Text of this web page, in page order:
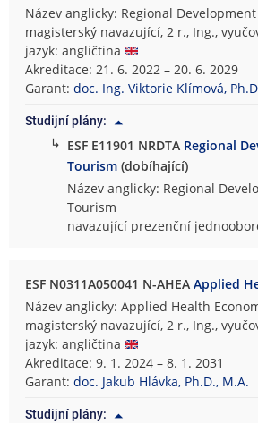
Název anglicky: Regional
magisterský navazující, 2 r., Ing.,
jazyk: angličtina
Akreditace: 21. 6. 2022 – 20. 6. 2029
Garant:doc. Ing. Viktorie Klímová,
Studijní plány:
↳ ESF E11901 NRDTA Regional
Tourism (dobíhající)
Název anglicky: Regional
Tourism
navazující prezenční
ESF N0311A050041 N-AHEAApplied
Název anglicky: Applied Health
magisterský navazující, 2 r., Ing.,
jazyk: angličtina
Akreditace: 9. 1. 2024 – 8. 1. 2031
Garant:doc. Jakub Hlávka, Ph.D., M.A.
Studijní plány: